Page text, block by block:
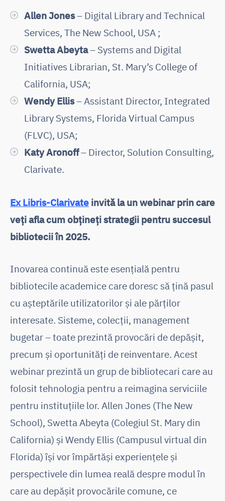
Allen Jones– Digital Library and Technical
Services, The New School, USA ;
Swetta Abeyta– Systems and Digital
Initiatives Librarian, St. Mary’s College of
California, USA;
Wendy Ellis– Assistant Director, Integrated
Library Systems, Florida Virtual Campus
(FLVC), USA;
Katy Aronoff– Director, Solution Consulting,
Clarivate.
Ex Libris-Clarivate invită la un webinar prin care
veți afla cum obțineți strategii pentru succesul
bibliotecii în 2025.
Inovarea continuă este esențială pentru
bibliotecile academice care doresc să țină pasul
cu așteptările utilizatorilor și ale părților
interesate. Sisteme, colecții, management
bugetar – toate prezintă provocări de depășit,
precum și oportunități de reinventare. Acest
webinar prezintă un grup de bibliotecari care au
folosit tehnologia pentru a reimagina serviciile
pentru instituțiile lor. Allen Jones (The New
School), Swetta Abeyta (Colegiul St. Mary din
California) și Wendy Ellis (Campusul virtual din
Florida) își vor împărtăși experiențele și
perspectivele din lumea reală despre modul în
care au depășit provocările comune, ce